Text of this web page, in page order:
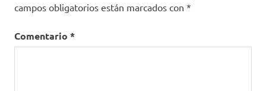
campos obligatorios están marcados con *
Comentario *